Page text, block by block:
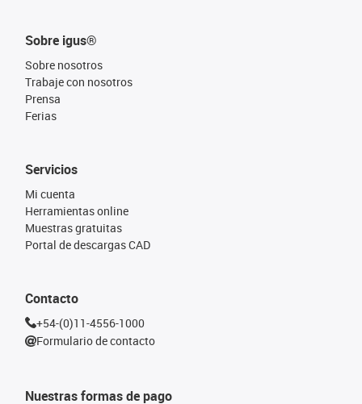
Sobre igus®
Sobre nosotros
Trabaje con nosotros
Prensa
Ferias
Nuestras formas de pago
Servicios
Mi cuenta
Herramientas online
Muestras gratuitas
Portal de descargas CAD
Contacto
+54-(0)11-4556-1000
Formulario de contacto